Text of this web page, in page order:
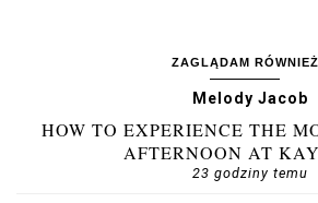
ZAGLĄDAM RÓWNIEŻ
Melody Jacob
HOW TO EXPERIENCE THE
AFTERNOON AT
23 godziny temu